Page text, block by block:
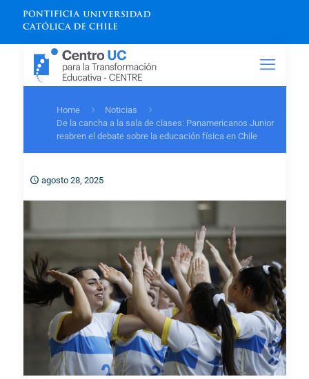
Home
Noticias
De la cancha a la sala de clases: Panamericanos Junior
reabren el debate sobre la educación física en Chile
agosto 28, 2025